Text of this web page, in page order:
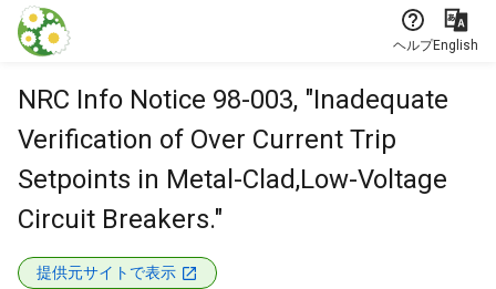
本文に飛ぶ
ヘルプEnglish
NRC Info Notice 98-003, "Inadequate
Verification of Over Current Trip
Setpoints in Metal-Clad,Low-Voltage
Circuit Breakers."
提供元サイトで表示